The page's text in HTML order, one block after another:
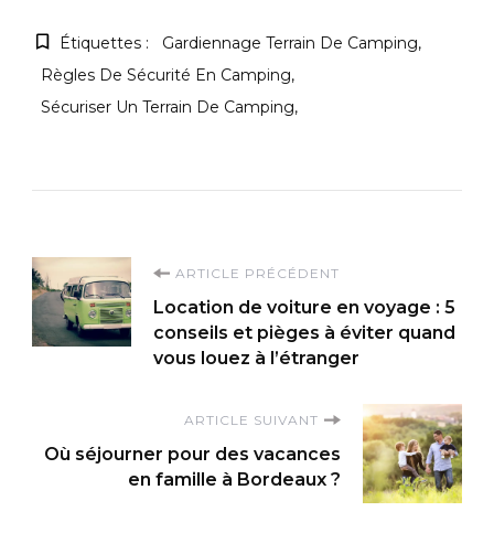
Étiquettes :
Gardiennage Terrain De Camping
Règles De Sécurité En Camping
Sécuriser Un Terrain De Camping
Navigation
d'article
ARTICLE PRÉCÉDENT
Location de voiture en voyage : 5
conseils et pièges à éviter quand
vous louez à l’étranger
ARTICLE SUIVANT
Où séjourner pour des vacances
en famille à Bordeaux ?